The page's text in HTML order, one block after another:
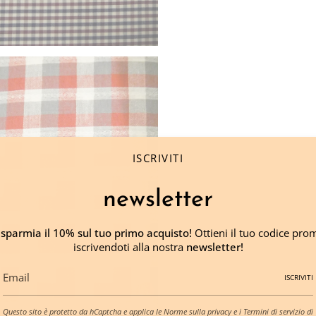
ISCRIVITI
newsletter
il 10% sul tuo primo acquisto! Ottieni il tuo codice
iscrivendoti alla nostra newsletter!
ISCRIVITI
Questo sito è protetto da hCaptcha e applica le Norme sulla privacye i Termini di servizio di